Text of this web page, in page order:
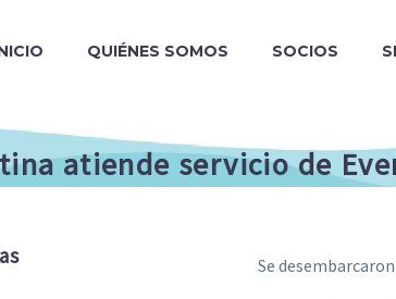
QUIÉNES SOMOS SOCIOS
atiende servicio de
Se